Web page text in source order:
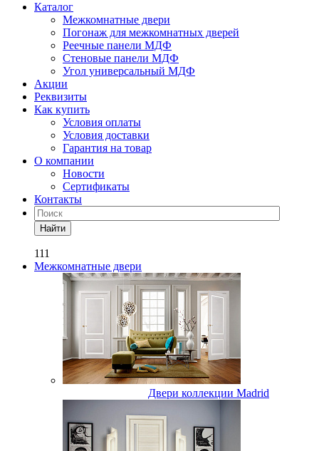
Каталог
Межкомнатные двери
Погонаж для межкомнатных дверей
Реечные панели МДФ
Стеновые панели МДФ
Угол универсальный МДФ
Акции
Реквизиты
Как купить
Условия оплаты
Условия доставки
Гарантия на товар
О компании
Новости
Сертификаты
Контакты
Найти
111
Межкомнатные двери
Двери коллекции Madrid